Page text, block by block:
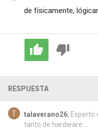
de físicamente,
RESPUESTA
talaverano26, Experto
tanto de hardware...